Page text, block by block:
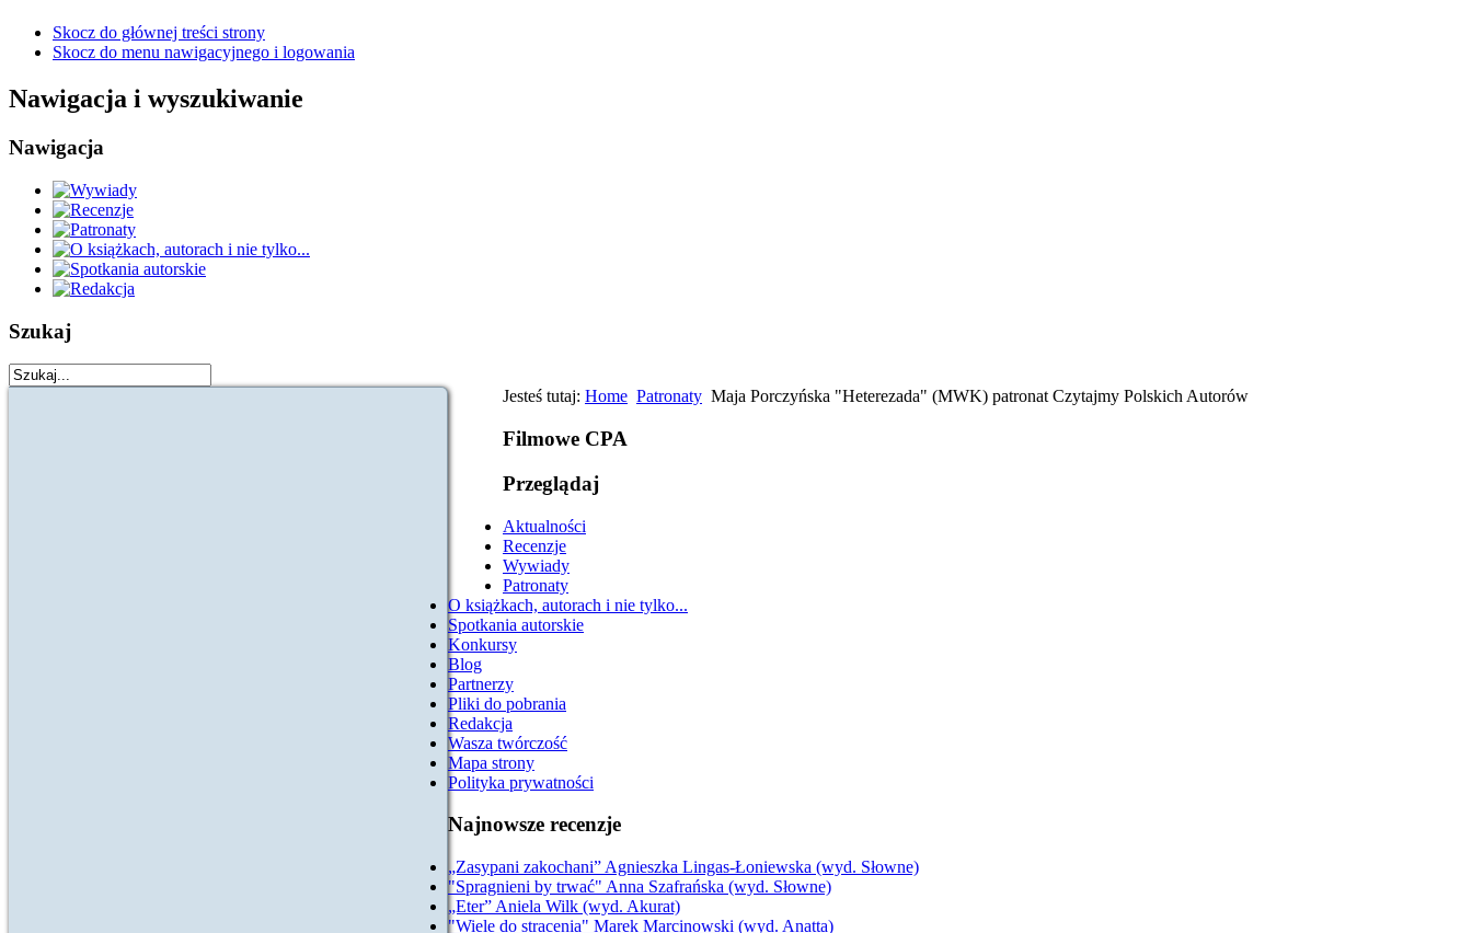
Skocz do głównej treści strony
Skocz do menu nawigacyjnego i logowania
Nawigacja i wyszukiwanie
Nawigacja
Szukaj
Jesteś tutaj: Home Patronaty Maja Porczyńska "Heterezada" (MWK) patronat Czytajmy Polskich Autorów
Filmowe CPA
Przeglądaj
Aktualności
Recenzje
Wywiady
Patronaty
O książkach, autorach i nie tylko...
Spotkania autorskie
Konkursy
Blog
Partnerzy
Pliki do pobrania
Redakcja
Wasza twórczość
Mapa strony
Polityka prywatności
Najnowsze recenzje
„Zasypani zakochani” Agnieszka Lingas-Łoniewska (wyd. Słowne)
"Spragnieni by trwać" Anna Szafrańska (wyd. Słowne)
„Eter” Aniela Wilk (wyd. Akurat)
"Wiele do stracenia" Marek Marcinowski (wyd. Anatta)